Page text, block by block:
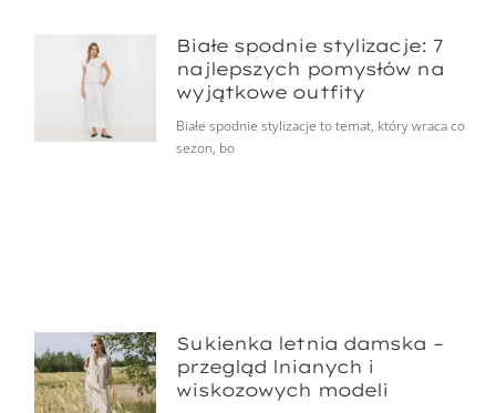
Białe spodnie stylizacje: 7
najlepszych pomysłów na
wyjątkowe outfity
Białe spodnie stylizacje to temat, który wraca co
sezon, bo
Sukienka letnia damska –
przegląd lnianych i
wiskozowych modeli